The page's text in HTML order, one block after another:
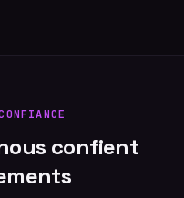
confient